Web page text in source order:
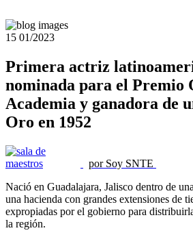
15 01/2023
Primera actriz
nominada para el Premio
Academia y ganadora de
Oro en 1952
por Soy SNTE
Nació en Guadalajara, Jalisco dentro de
una hacienda con grandes extensiones de
expropiadas por el gobierno para
la región.